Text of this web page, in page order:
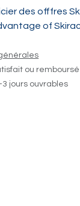
des offfres
of
ou
3 jours ouvrables